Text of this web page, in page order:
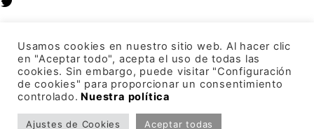
What are you looking for?
Usamos cookies en nuestro sitio web. Al hacer clic
en "Aceptar todo", acepta el uso de todas las
cookies. Sin embargo, puede visitar "Configuración
de cookies" para proporcionar un consentimiento
controlado. Nuestra política
Ajustes de Cookies Aceptar todas